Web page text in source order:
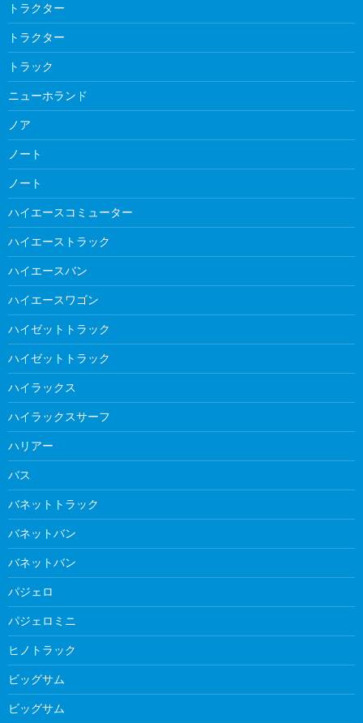
トラクター
トラクター
トラック
ニューホランド
ノア
ノート
ノート
ハイエースコミューター
ハイエーストラック
ハイエースバン
ハイエースワゴン
ハイゼットトラック
ハイゼットトラック
ハイラックス
ハイラックスサーフ
ハリアー
バス
バネットトラック
バネットバン
バネットバン
パジェロ
パジェロミニ
ヒノトラック
ビッグサム
ビッグサム